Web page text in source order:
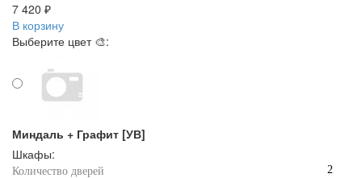
7 420 ₽
В корзину
Выберите цвет 🎨:
Миндаль + Графит [УВ]
Шкафы:
Количество дверей 2